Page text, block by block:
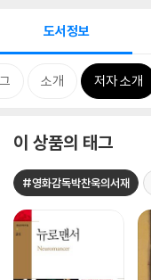
도서정보
소개 저자 소개
이 상품의 태그
#영화감독박찬욱의서재